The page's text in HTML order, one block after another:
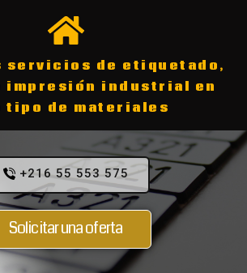
servicios de etiquetado,
impresión industrial en
tipo de materiales
+216 55 553 575
Solicitar una oferta